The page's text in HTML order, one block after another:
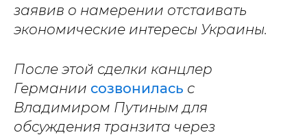
заявив о намерении отстаивать
экономические интересы Украины.
После этой сделки канцлер
Германии созвонилась с
Владимиром Путиным для
обсуждения транзита через